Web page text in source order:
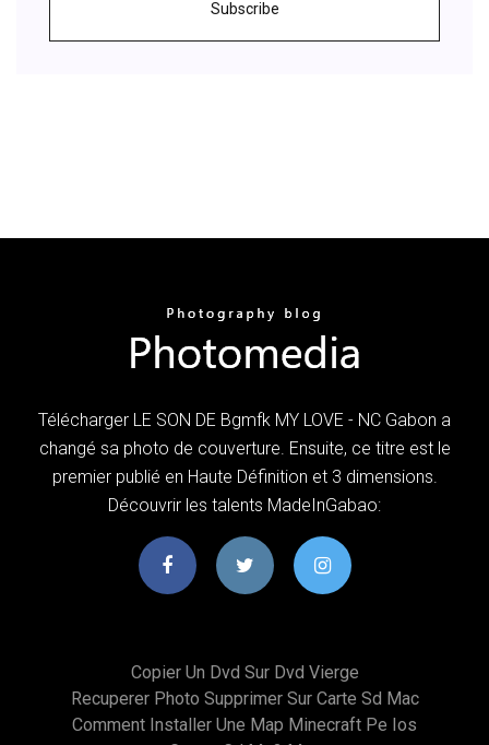
Subscribe
Télécharger LE SON DE Bgmfk MY LOVE - NC Gabon a
changé sa photo de couverture. Ensuite, ce titre est le
premier publié en Haute Définition et 3 dimensions.
Découvrir les talents MadeInGabao:
Copier Un Dvd Sur Dvd Vierge
Recuperer Photo Supprimer Sur Carte Sd Mac
Comment Installer Une Map Minecraft Pe Ios